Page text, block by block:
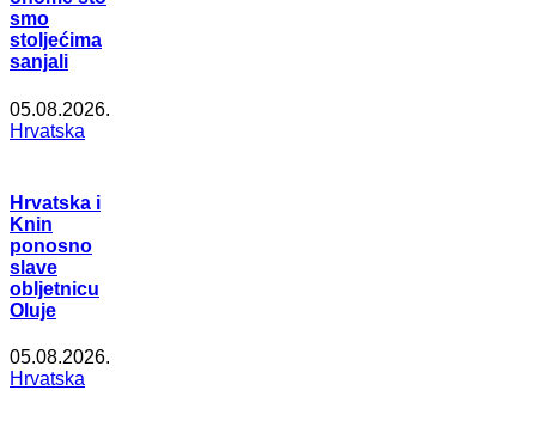
smo
stoljećima
sanjali
05.08.2026.
Hrvatska
Hrvatska i
Knin
ponosno
slave
obljetnicu
Oluje
05.08.2026.
Hrvatska